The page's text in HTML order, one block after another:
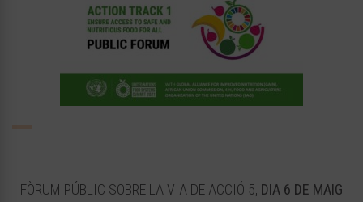
FÒRUM PÚBLIC SOBRE LA VIA DE ACCIÓ 5, DIA 6 DE MAIG